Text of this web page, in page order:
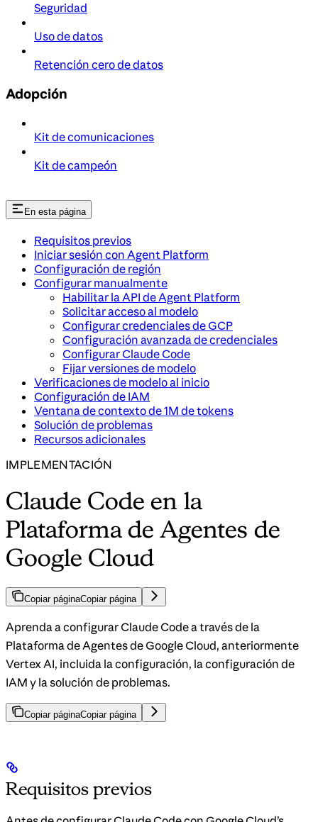
Seguridad
Uso de datos
Retención cero de datos
Adopción
Kit de comunicaciones
Kit de campeón
En esta página
Requisitos previos
Iniciar sesión con Agent Platform
Configuración de región
Configurar manualmente
Habilitar la API de Agent Platform
Solicitar acceso al modelo
Configurar credenciales de GCP
Configuración avanzada de credenciales
Configurar Claude Code
Fijar versiones de modelo
Verificaciones de modelo al inicio
Configuración de IAM
Ventana de contexto de 1M de tokens
Solución de problemas
Recursos adicionales
IMPLEMENTACIÓN
Claude Code en la
Plataforma de Agentes de
Google Cloud
Copiar páginaCopiar página
Aprenda a configurar Claude Code a través de la
Plataforma de Agentes de Google Cloud, anteriormente
Vertex AI, incluida la configuración, la configuración de
IAM y la solución de problemas.
Copiar páginaCopiar página
Requisitos previos